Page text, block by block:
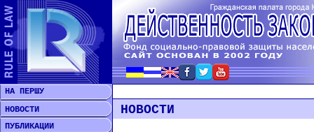
НА ПЕРШУ
НОВОСТИ
ПУБЛИКАЦИИ
НОВОСТИ